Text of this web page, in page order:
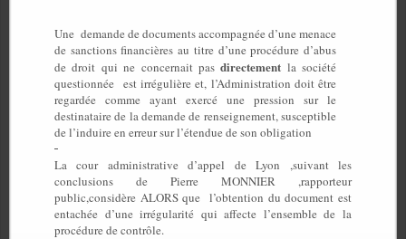
Une demande de documents accompagnée d’une menace
de sanctions financières au titre d’une procédure d’abus
de droit qui ne concernait pasdirectement la société
questionnée
est irrégulière et, l’Administration doit être
regardée comme ayant exercé une pression sur le
destinataire de la demande de renseignement, susceptible
de l’induire en erreur sur l’étendue de son obligation
La cour administrative d’appel de Lyon ,suivant les
conclusions de Pierre MONNIER ,rapporteur
public,considère ALORS que
l’obtention du document est
entachée d’une irrégularité qui affecte l’ensemble de la
procédure de contrôle.